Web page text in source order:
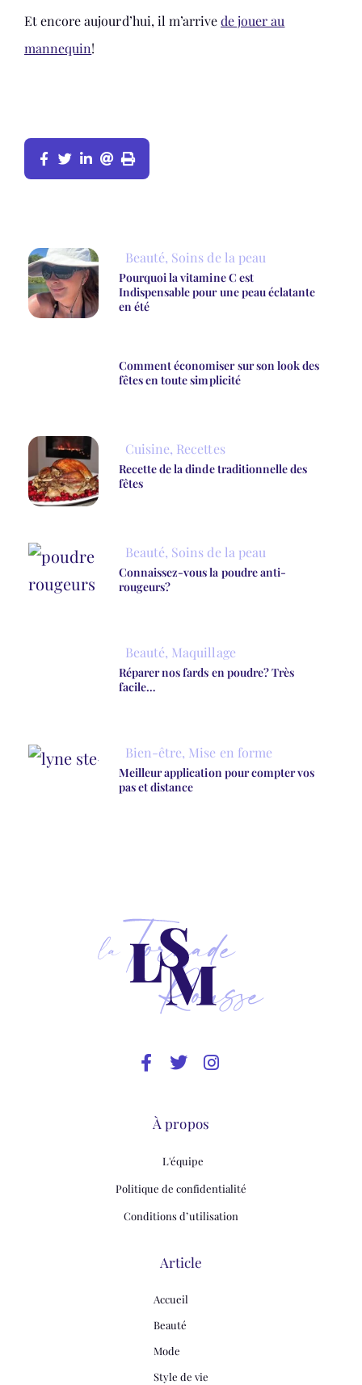
Et encore aujourd’hui, il m’arrivede jouer au
mannequin!
Beauté, Soins de la peau
Pourquoi la vitamine C est
Indispensable pour une peau éclatante
en été
Comment économiser sur son look des
fêtes en toute simplicité
Cuisine, Recettes
Recette de la dinde traditionnelle des
fêtes
Beauté, Soins de la peau
Connaissez-vous la poudre anti-
rougeurs?
Beauté, Maquillage
Réparer nos fards en poudre? Très
facile…
Bien-être, Mise en forme
Meilleur application pour compter vos
pas et distance
À propos
L'équipe
Politique de confidentialité
Conditions d’utilisation
Article
Accueil
Beauté
Mode
Style de vie